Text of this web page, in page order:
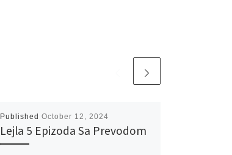
Published October 12, 2024
Lejla 5 Epizoda Sa Prevodom